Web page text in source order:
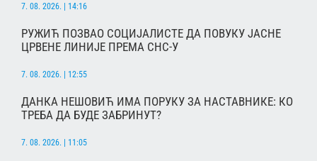
7. 08. 2026. | 14:16
РУЖИЋ ПОЗВАО СОЦИЈАЛИСТЕ ДА ПОВУКУ ЈАСНЕ
ЦРВЕНЕ ЛИНИЈЕ ПРЕМА СНС-У
7. 08. 2026. | 12:55
ДАНКА НЕШОВИЋ ИМА ПОРУКУ ЗА НАСТАВНИКЕ: КО
ТРЕБА ДА БУДЕ ЗАБРИНУТ?
7. 08. 2026. | 11:05